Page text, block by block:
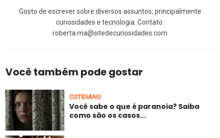
Gosto de escrever sobre diversos assuntos, principalmente
curiosidades e tecnologia. Contato:
roberta.ma@sitedecuriosidades.com
Você também pode gostar
COTIDIANO
Você sabe o que é paranoia? Saiba
como são os casos...